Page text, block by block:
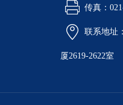
传真：
联系地址
厦2619-2622室